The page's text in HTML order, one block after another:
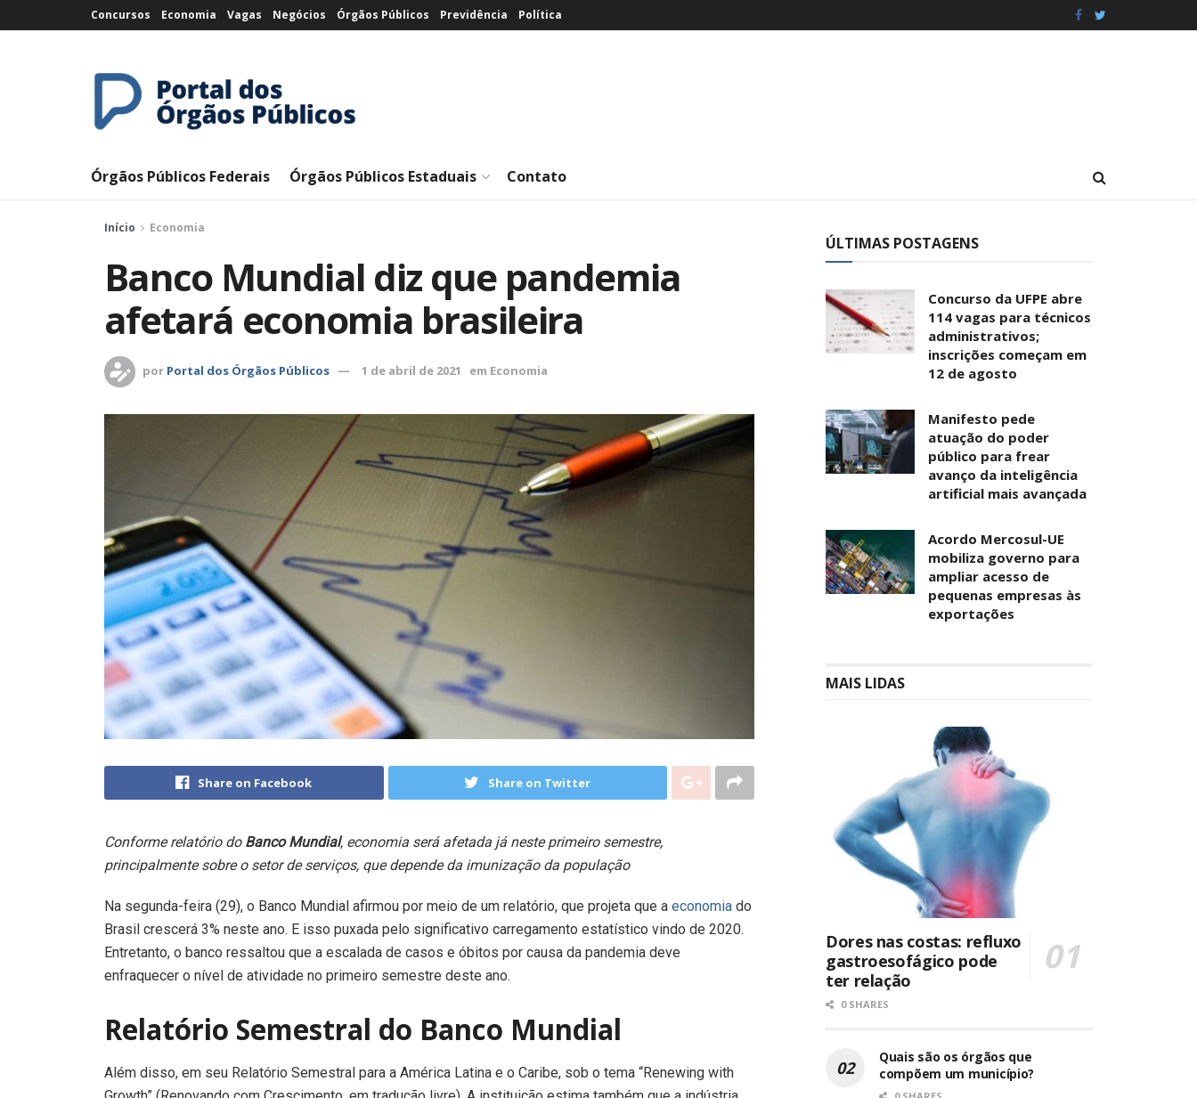
Concursos Economia Vagas Negócios Órgãos Públicos Previdência Política
Órgãos Públicos Federais Órgãos Públicos Estaduais Contato
Início Economia
Banco Mundial diz que pandemia
afetará economia brasileira
por Portal dos Órgãos Públicos 1 de abril de 2021 em Economia
Share on Facebook Share on Twitter
Conforme relatório do Banco Mundial, economia será afetada já neste primeiro semestre,
principalmente sobre o setor de serviços, que depende da imunização da população
Na segunda-feira (29), o Banco Mundial afirmou por meio de um relatório, que projeta que a economia do
Brasil crescerá 3% neste ano. E isso puxada pelo significativo carregamento estatístico vindo de 2020.
Entretanto, o banco ressaltou que a escalada de casos e óbitos por causa da pandemia deve
enfraquecer o nível de atividade no primeiro semestre deste ano.
Relatório Semestral do Banco Mundial
Além disso, em seu Relatório Semestral para a América Latina e o Caribe, sob o tema “Renewing with
ÚLTIMAS POSTAGENS
Concurso da UFPE abre
114 vagas para técnicos
administrativos;
inscrições começam em
12 de agosto
Manifesto pede
atuação do poder
público para frear
avanço da inteligência
artificial mais avançada
Acordo Mercosul-UE
mobiliza governo para
ampliar acesso de
pequenas empresas às
exportações
MAIS LIDAS
Dores nas costas: refluxo
gastroesofágico pode
ter relação
0 SHARES
Quais são os órgãos que
compõem um município?
0 SHARES